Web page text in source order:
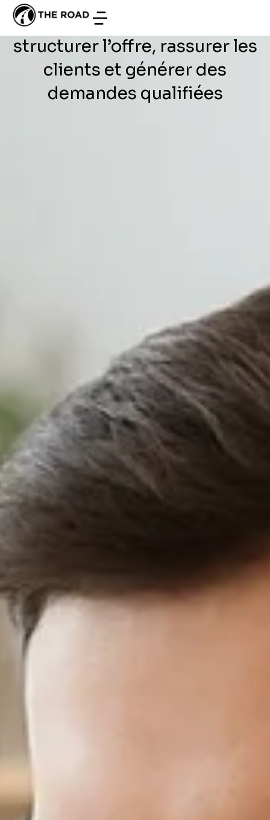
DÉVELOPPEMENT WEB
pour showroom en Tunisie :
structurer l’offre, rassurer les
clients et générer des
demandes qualifiées